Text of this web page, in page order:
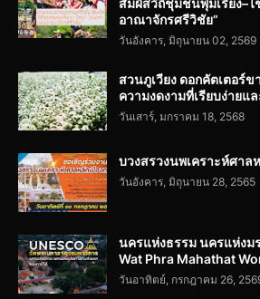
อาณาจักรศรีวิชัย”
วันอังคาร, มิถุนายน 02, 2569
สวนภูเวียง ดอกคัตเตอร์
ความงดงามที่เรียบง่ายแ
วันเสาร์, มกราคม 18, 2568
บวงสรวงนพเคราะห์ศาล
วันอังคาร, มิถุนายน 28, 2565
นครแห่งธรรม นครแห่งม
Wat Phra Mahathat
วันอาทิตย์, กรกฎาคม 26,